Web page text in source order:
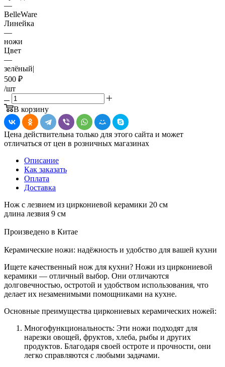
—
BelleWare
Линейка
—
ножи
Цвет
—
зелёный|
500 ₽
/шт
В корзину
Цена действительна только для этого сайта и может
отличаться от цен в розничных магазинах
Описание
Как заказать
Оплата
Доставка
Нож с лезвием из циркониевой керамики 20 см
длина лезвия 9 см
Произведено в Китае
Керамические ножи: надёжность и удобство для вашей кухни
Ищете качественный нож для кухни? Ножи из циркониевой
керамики — отличный выбор. Они отличаются
долговечностью, остротой и удобством использования, что
делает их незаменимыми помощниками на кухне.
Основные преимущества циркониевых керамических ножей:
Многофункциональность: Эти ножи подходят для
нарезки овощей, фруктов, хлеба, рыбы и других
продуктов. Благодаря своей остроте и прочности, они
легко справляются с любыми задачами.